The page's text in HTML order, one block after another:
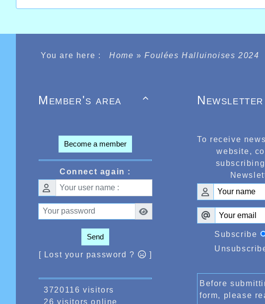
You are here : Home»Foulées Halluinoises 2024

Member's area
Become a member
Connect again :
Send
[ Lost your password ? ]
3720116 visitors
26 visitors online
Newsletter
To receive
website,
Subscribe
Before
form, please